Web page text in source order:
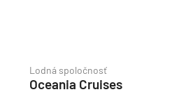
Lodná spoločnosť
Oceania Cruises